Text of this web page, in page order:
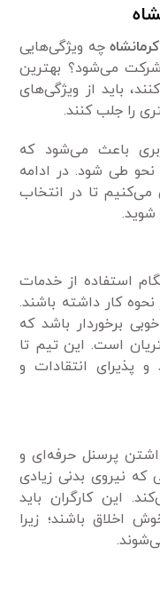
چه ویژگی‌هایی
شرکت می‌شود؟ بهترین
باید از ویژگی‌های
را جلب کنند.
باعث می‌شود که
طی شود. در ادامه
تا در انتخاب
شوید.
استفاده از خدمات
کار داشته باشند.
برخوردار باشد که
است. این تیم تا
و پذیرای انتقادات و
پرسنل حرفه‌ای و
که نیروی بدنی زیادی
این کارگران باید
باشند؛ زیرا